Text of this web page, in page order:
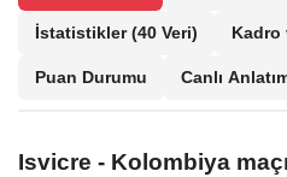
İstatistikler(40 Veri) Kadro
Puan Durumu Canlı
Isvicre - Kolombiya